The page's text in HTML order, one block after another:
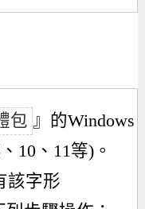
包 』的Windows
10、11等)。
該字形